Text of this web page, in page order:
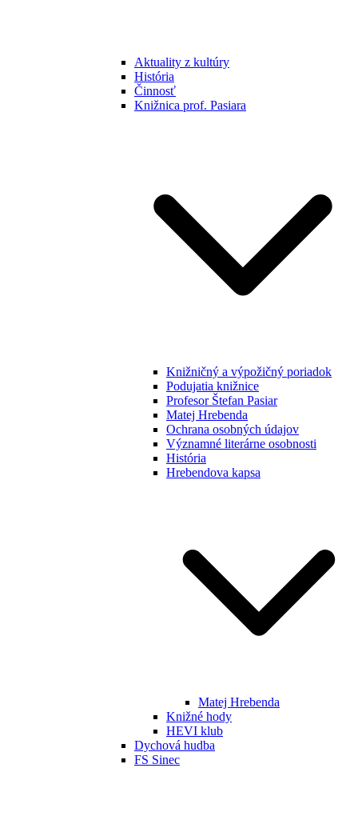
Aktuality z kultúry
História
Činnosť
Knižnica prof. Pasiara
Knižničný a výpožičný poriadok
Podujatia knižnice
Profesor Štefan Pasiar
Matej Hrebenda
Ochrana osobných údajov
Významné literárne osobnosti
História
Hrebendova kapsa
Matej Hrebenda
Knižné hody
HEVI klub
Dychová hudba
FS Sinec